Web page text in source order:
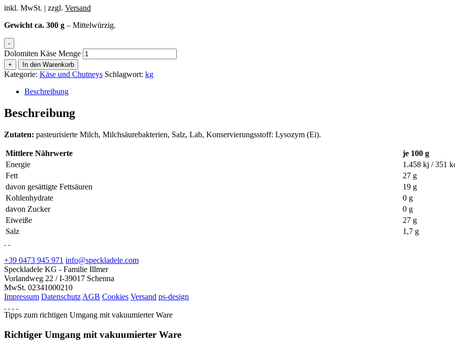
inkl. MwSt. | zzgl. Versand
Gewicht ca. 300 g – Mittelwürzig.
-
Dolomiten Käse Menge
+ In den Warenkorb
Kategorie: Käse und Chutneys Schlagwort: kg
Beschreibung
Beschreibung
Zutaten: pasteurisierte Milch, Milchsäurebakterien, Salz, Lab, Konservierungsstoff: Lysozym (Ei).
Mittlere Nährwerte
je 100 g
Energie
1.458 kj / 351
Fett
27 g
davon gesättigte Fettsäuren
19 g
Kohlenhydrate
0 g
davon Zucker
0 g
Eiweiße
27 g
Salz
1,7 g
+39 0473 945 971 info@speckladele.com
Speckladele KG - Familie Illmer
Vorlandweg 22 / I-39017 Schenna
MwSt. 02341000210
Impressum Datenschutz AGB Cookies Versand ps-design
Tipps zum richtigen Umgang mit vakuumierter Ware
Richtiger Umgang mit vakuumierter Ware